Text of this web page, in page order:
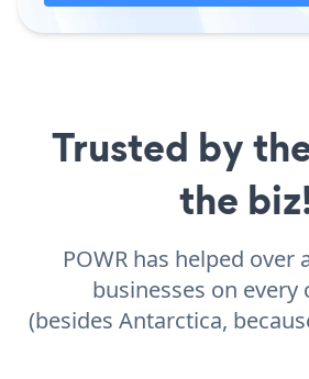
Trusted by
the
POWR has helped over
businesses on every
(besides Antarctica,